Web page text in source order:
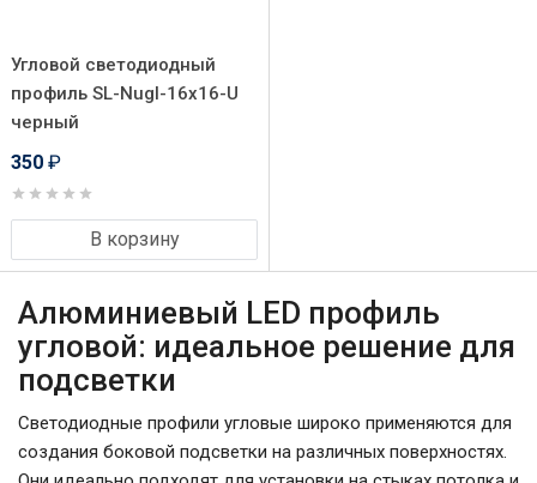
Угловой светодиодный
профиль SL-Nugl-16x16-U
черный
350 ₽
В корзину
Алюминиевый LED профиль
угловой: идеальное решение для
подсветки
Светодиодные профили угловые широко применяются для
создания боковой подсветки на различных поверхностях.